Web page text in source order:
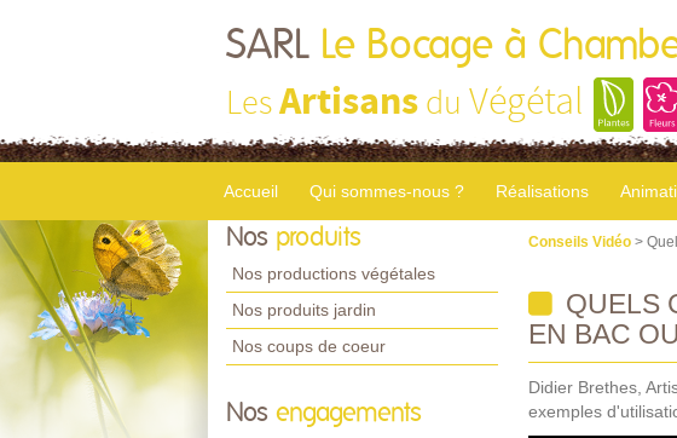
SARL Le Bocage à
LesArtisans du Végétal
Accueil Qui sommes-nous ? Réalisations
Nos produits
Nos productions végétales
Nos produits jardin
Nos coups de coeur
Nos engagements
Conseils Vidéo >
QUELS
EN BAC
Didier Brethes,
exemples